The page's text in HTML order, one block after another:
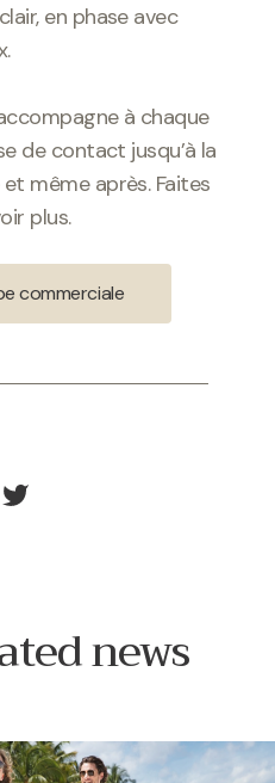
en phase avec
à chaque
de contact jusqu’à la
même après. Faites
plus.
commerciale
news